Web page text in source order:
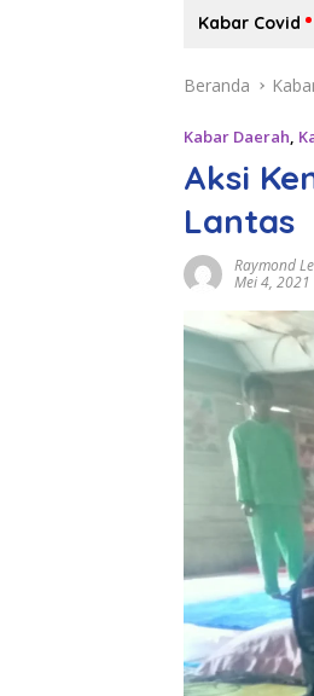
Kabar Covid
Beranda
Kabar Daerah,
Aksi
Lantas
Raymond
Mei 4, 2021